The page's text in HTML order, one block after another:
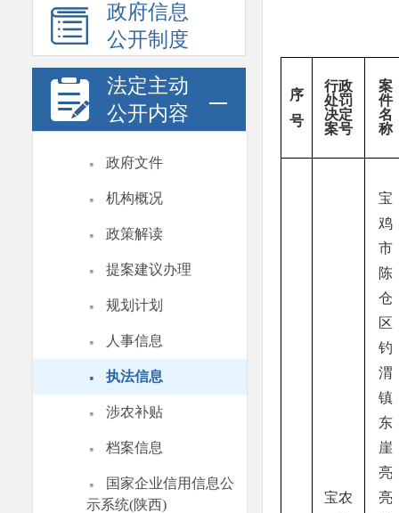
政府信息
公开制度
法定主动
公开内容
· 政府文件
· 机构概况
· 政策解读
· 提案建议办理
· 规划计划
· 人事信息
· 执法信息
· 涉农补贴
· 档案信息
·
国家企业信用信息公
示系统(陕西)
序
号
行政
处罚
决定
案号
案
件
名
称
宝农
宝
鸡
市
陈
仓
区
钓
渭
镇
东
崖
亮
亮